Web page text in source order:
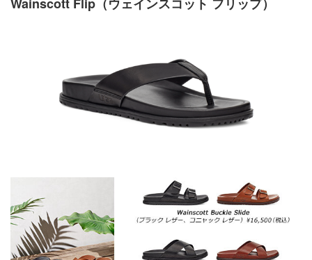
Wainscott Flip（ウェインスコット フリップ）